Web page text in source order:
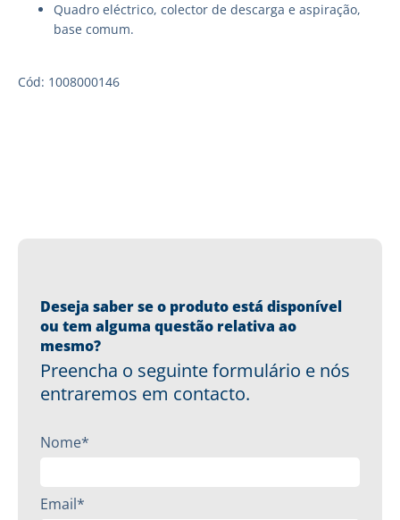
Quadro eléctrico, colector de descarga e aspiração,
base comum.
Cód: 1008000146
Deseja saber se o produto está disponível
ou tem alguma questão relativa ao
mesmo?
Preencha o seguinte formulário e nós
entraremos em contacto.
Nome*
Email*